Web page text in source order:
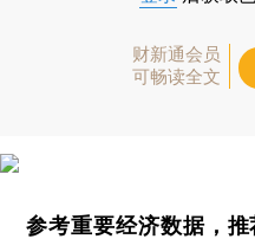
财新通会员
可畅读全文
参考重要经济数据，推